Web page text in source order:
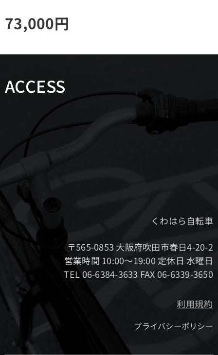
73,000円
ACCESS
くわはら自転車
〒565-0853 大阪府吹田市春日4-20-2
営業時間 10:00～19:00 定休日 水曜日
TEL 06-6384-3633 FAX 06-6339-3650
利用規約
プライバシーポリシー